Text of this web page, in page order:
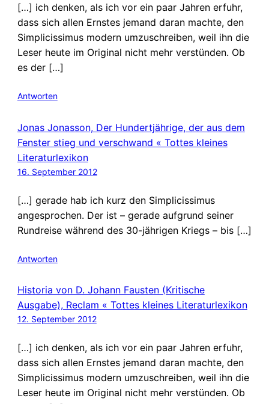
[…] ich denken, als ich vor ein paar Jahren erfuhr,
dass sich allen Ernstes jemand daran machte, den
Simplicissimus modern umzuschreiben, weil ihn die
Leser heute im Original nicht mehr verstünden. Ob
es der […]
Antworten
Jonas Jonasson, Der Hundertjährige, der aus dem
Fenster stieg und verschwand « Tottes kleines
Literaturlexikon
16. September 2012
[…] gerade hab ich kurz den Simplicissimus
angesprochen. Der ist – gerade aufgrund seiner
Rundreise während des 30-jährigen Kriegs – bis […]
Antworten
Historia von D. Johann Fausten (Kritische
Ausgabe), Reclam « Tottes kleines Literaturlexikon
12. September 2012
[…] ich denken, als ich vor ein paar Jahren erfuhr,
dass sich allen Ernstes jemand daran machte, den
Simplicissimus modern umzuschreiben, weil ihn die
Leser heute im Original nicht mehr verstünden. Ob